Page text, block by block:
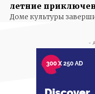
летние
Доме культуры
-